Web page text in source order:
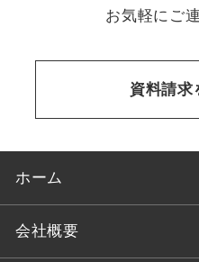
お気軽にご
資料請求
ホーム
会社概要